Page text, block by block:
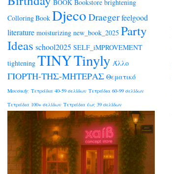
BOOK Bookstore brightening
Colloring Book Djeco Draegerfeelgood
literature moisturizing new_book_2025 Party
Ideas school2025 SELF_iMPROVEMENT
tightening TINYTinyly Άλλο
ΓΙΟΡΤΗ-ΤΗΣ-ΜΗΤΕΡΑΣ Θεματικό
Μουσικής Τετράδια 40-59 σελίδων Τετράδια 60-99 σελίδων
Τετράδια 100+ σελίδων Τετράδια έως 39 σελίδων